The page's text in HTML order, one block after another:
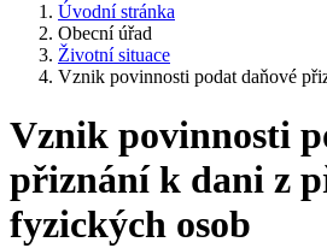
Úvodní stránka
Obecní úřad
Životní situace
Vznik povinnosti podat daňové
Vznik povinnosti
přiznání k dani z
fyzických osob